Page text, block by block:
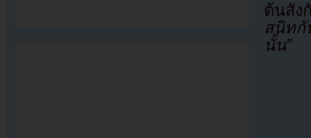
ต้นสัง
สนิท
นั้น”